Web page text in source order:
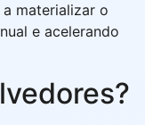
materializar o
e acelerando